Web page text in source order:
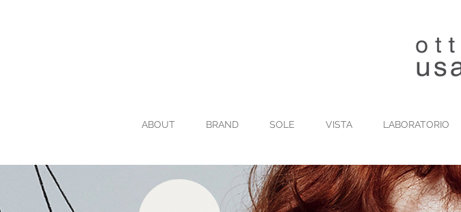
ABOUT BRAND SOLE VISTA LABORATORIO